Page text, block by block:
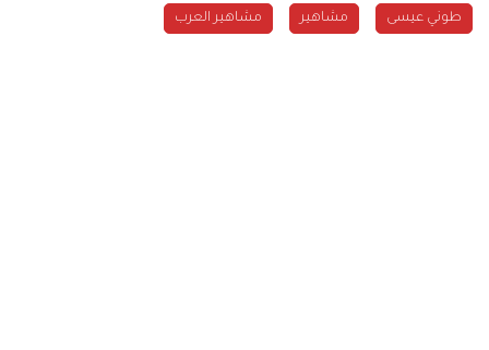
طوني عيسى مشاهير مشاهير العرب